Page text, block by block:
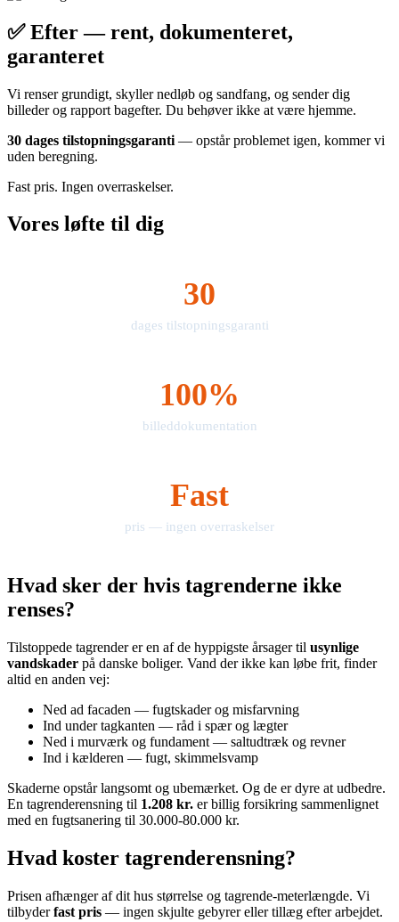
✅ Efter — rent, dokumenteret,
garanteret
Vi renser grundigt, skyller nedløb og sandfang, og sender dig
billeder og rapport bagefter. Du behøver ikke at være hjemme.
30 dages tilstopningsgaranti — opstår problemet igen, kommer vi
uden beregning.
Fast pris. Ingen overraskelser.
Vores løfte til dig
30
dages tilstopningsgaranti
100%
billeddokumentation
Fast
pris — ingen overraskelser
Hvad sker der hvis tagrenderne ikke
renses?
Tilstoppede tagrender er en af de hyppigste årsager til usynlige
vandskader på danske boliger. Vand der ikke kan løbe frit, finder
altid en anden vej:
Ned ad facaden — fugtskader og misfarvning
Ind under tagkanten — råd i spær og lægter
Ned i murværk og fundament — saltudtræk og revner
Ind i kælderen — fugt, skimmelsvamp
Skaderne opstår langsomt og ubemærket. Og de er dyre at udbedre.
En tagrenderensning til 1.208 kr. er billig forsikring sammenlignet
med en fugtsanering til 30.000-80.000 kr.
Hvad koster tagrenderensning?
Prisen afhænger af dit hus størrelse og tagrende-meterlængde. Vi
tilbyderfast pris — ingen skjulte gebyrer eller tillæg efter arbejdet.